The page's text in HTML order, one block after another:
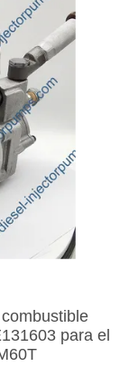
para el